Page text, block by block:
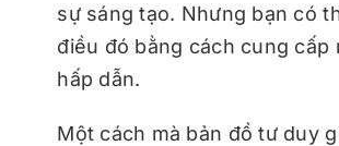
sự sáng tạo. Nhưng bạn có
điều đó bằng cách cung cấp
hấp dẫn.
Một cách mà bản đồ tư duy